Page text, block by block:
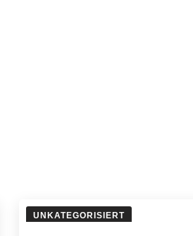
UNKATEGORISIERT